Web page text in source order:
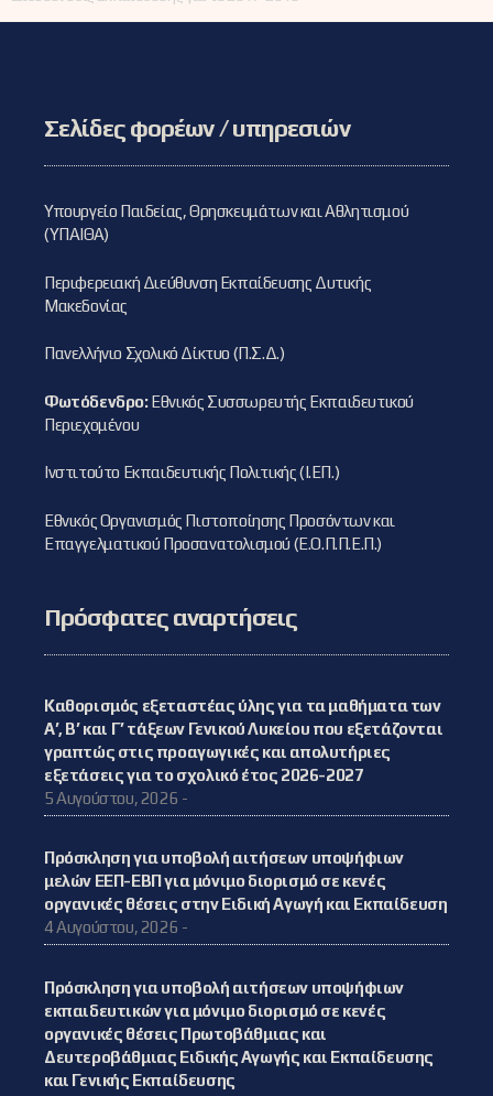
Σελίδες φορέων / υπηρεσιών
Υπουργείο Παιδείας, Θρησκευμάτων και Αθλητισμού
(ΥΠΑΙΘΑ)
Περιφερειακή Διεύθυνση Εκπαίδευσης Δυτικής
Μακεδονίας
Πανελλήνιο Σχολικό Δίκτυο (Π.Σ.Δ.)
Φωτόδενδρο:Εθνικός Συσσωρευτής Εκπαιδευτικού
Περιεχομένου
Ινστιτούτο Εκπαιδευτικής Πολιτικής (Ι.ΕΠ.)
Εθνικός Οργανισμός Πιστοποίησης Προσόντων και
Επαγγελματικού Προσανατολισμού (Ε.Ο.Π.Π.Ε.Π.)
Πρόσφατες αναρτήσεις
Καθορισμός εξεταστέας ύλης για τα μαθήματα των
Α’, Β’ και Γ’ τάξεων Γενικού Λυκείου που εξετάζονται
γραπτώς στις προαγωγικές και απολυτήριες
εξετάσεις για το σχολικό έτος 2026-2027
5 Αυγούστου, 2026 -
Πρόσκληση για υποβολή αιτήσεων υποψήφιων
μελών ΕΕΠ-ΕΒΠ για μόνιμο διορισμό σε κενές
οργανικές θέσεις στην Ειδική Αγωγή και Εκπαίδευση
4 Αυγούστου, 2026 -
Πρόσκληση για υποβολή αιτήσεων υποψήφιων
εκπαιδευτικών για μόνιμο διορισμό σε κενές
οργανικές θέσεις Πρωτοβάθμιας και
Δευτεροβάθμιας Ειδικής Αγωγής και Εκπαίδευσης
και Γενικής Εκπαίδευσης